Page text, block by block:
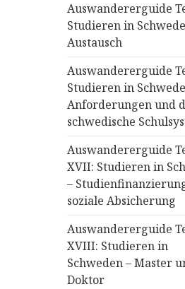
Auswandererguide
Studieren in
Austausch
Auswandererguide
Studieren in
Anforderungen und
schwedische
Auswandererguide
XVII: Studieren in
–
soziale Absicherung
Auswandererguide
XVIII: Studieren in
Schweden – Master
Doktor